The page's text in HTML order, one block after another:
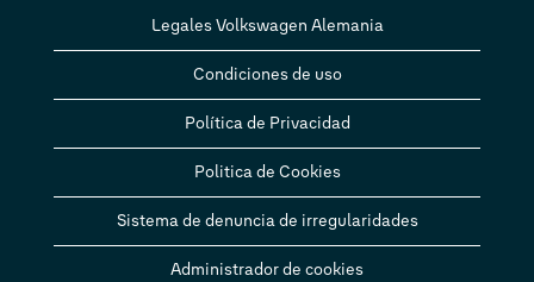
Legales Volkswagen Alemania
Condiciones de uso
Política de Privacidad
Politica de Cookies
Sistema de denuncia de irregularidades
Administrador de cookies